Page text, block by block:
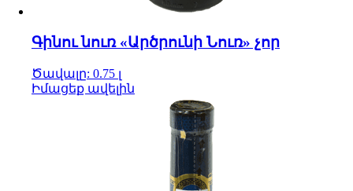
Գինու նուռ «Արծրունի Նուռ» չոր
Ծավալը: 0.75 լ
Իմացեք ավելին